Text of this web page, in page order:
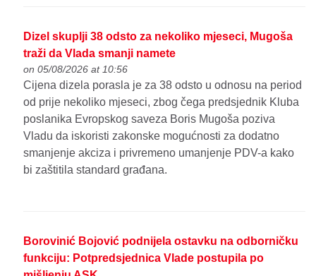
Dizel skuplji 38 odsto za nekoliko mjeseci, Mugoša
traži da Vlada smanji namete
on 05/08/2026 at 10:56
Cijena dizela porasla je za 38 odsto u odnosu na period
od prije nekoliko mjeseci, zbog čega predsjednik Kluba
poslanika Evropskog saveza Boris Mugoša poziva
Vladu da iskoristi zakonske mogućnosti za dodatno
smanjenje akciza i privremeno umanjenje PDV-a kako
bi zaštitila standard građana.
Borovinić Bojović podnijela ostavku na odborničku
funkciju: Potpredsjednica Vlade postupila po